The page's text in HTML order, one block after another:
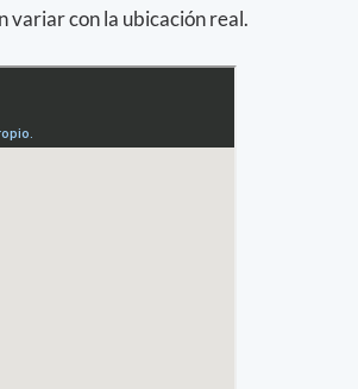
variar con la ubicación real.